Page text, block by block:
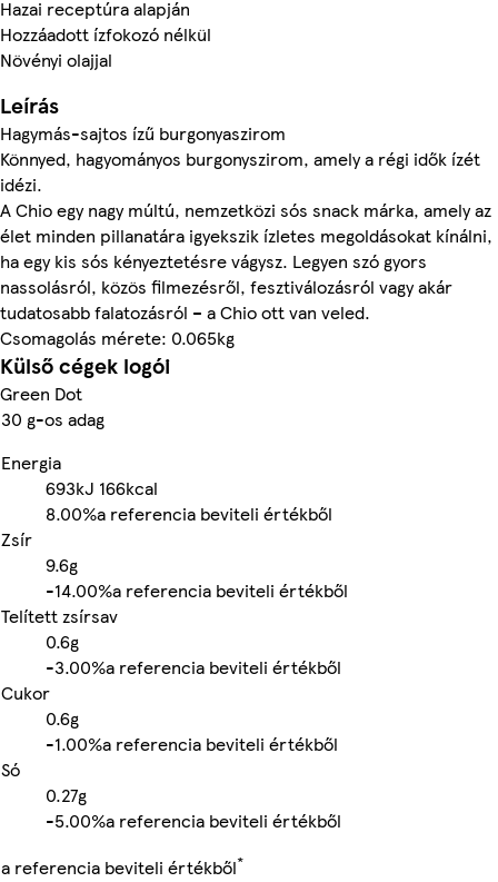
Hazai receptúra alapján
Hozzáadott ízfokozó nélkül
Növényi olajjal
Leírás
Hagymás-sajtos ízű burgonyaszirom
Könnyed, hagyományos burgonyszirom, amely a régi idők ízét
idézi.
A Chio egy nagy múltú, nemzetközi sós snack márka, amely az
élet minden pillanatára igyekszik ízletes megoldásokat kínálni,
ha egy kis sós kényeztetésre vágysz. Legyen szó gyors
nassolásról, közös filmezésről, fesztiválozásról vagy akár
tudatosabb falatozásról – a Chio ott van veled.
Csomagolás mérete: 0.065kg
Külső cégek logói
Green Dot
30 g-os adag
Energia
693kJ 166kcal
8.00%a referencia beviteli értékből
Zsír
9.6g
-14.00%a referencia beviteli értékből
Telített zsírsav
0.6g
-3.00%a referencia beviteli értékből
Cukor
0.6g
-1.00%a referencia beviteli értékből
Só
0.27g
-5.00%a referencia beviteli értékből
a referencia beviteli értékből*